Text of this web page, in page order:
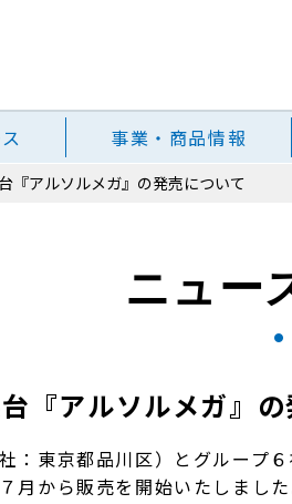
事業・商品情報
『アルソルメガ』の発売について
ニュー
『アルソルメガ』の
：東京都品川区）とグループ
月から販売を開始いたしました